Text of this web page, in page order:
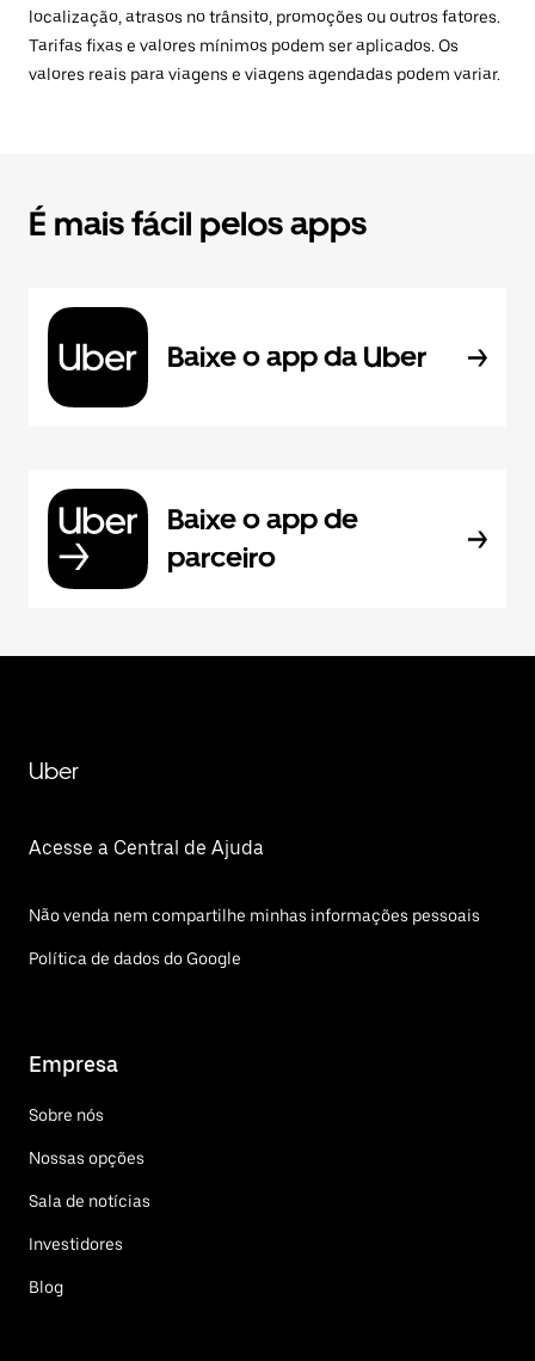
localização, atrasos no trânsito, promoções ou outros fatores.
Tarifas fixas e valores mínimos podem ser aplicados. Os
valores reais para viagens e viagens agendadas podem variar.
É mais fácil pelos apps
Baixe o app da Uber
Baixe o app de
parceiro
Uber
Acesse a Central de Ajuda
Não venda nem compartilhe minhas informações pessoais
Política de dados do Google
Empresa
Sobre nós
Nossas opções
Sala de notícias
Investidores
Blog